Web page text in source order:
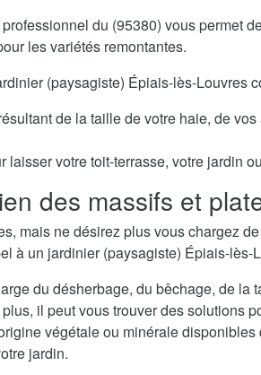
du (95380) vous permet
les variétés remontantes.
(paysagiste) Épiais-lès-Louvres
de la taille de votre haie, de
laisser votre toit-terrasse, votre jardin
des massifs et
mais ne désirez plus vous chargez
à un jardinier (paysagiste) Épiais-lès-
du désherbage, du bêchage, de la
il peut vous trouver des solutions
végétale ou minérale disponibles
jardin.